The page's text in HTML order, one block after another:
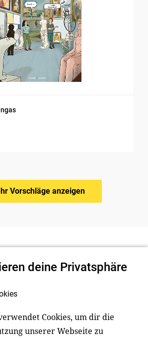
Vorschläge anzeigen
deine Privatsphäre
Cookies, um dir die
unserer Webseite zu